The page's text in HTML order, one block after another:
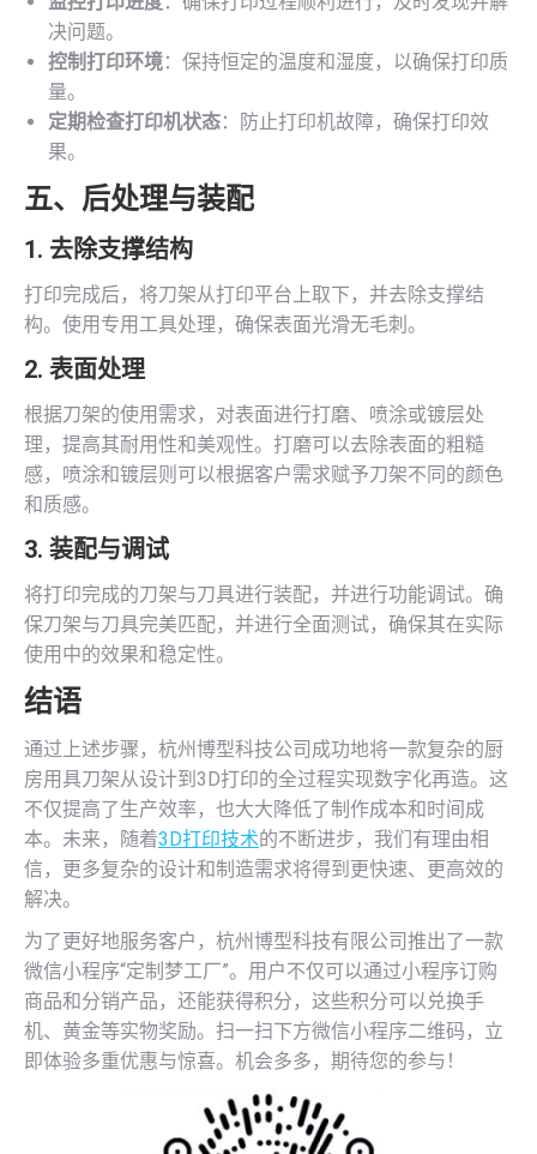
决问题。
控制打印环境：保持恒定的温度和湿度，以确保打印质
量。
定期检查打印机状态：防止打印机故障，确保打印效
果。
五、后处理与装配
1. 去除支撑结构
打印完成后，将刀架从打印平台上取下，并去除支撑结
构。使用专用工具处理，确保表面光滑无毛刺。
2. 表面处理
根据刀架的使用需求，对表面进行打磨、喷涂或镀层处
理，提高其耐用性和美观性。打磨可以去除表面的粗糙
感，喷涂和镀层则可以根据客户需求赋予刀架不同的颜色
和质感。
3. 装配与调试
将打印完成的刀架与刀具进行装配，并进行功能调试。确
保刀架与刀具完美匹配，并进行全面测试，确保其在实际
使用中的效果和稳定性。
结语
通过上述步骤，杭州博型科技公司成功地将一款复杂的厨
房用具刀架从设计到3D打印的全过程实现数字化再造。这
不仅提高了生产效率，也大大降低了制作成本和时间成
本。未来，随着3D打印技术的不断进步，我们有理由相
信，更多复杂的设计和制造需求将得到更快速、更高效的
解决。
为了更好地服务客户，杭州博型科技有限公司推出了一款
微信小程序“定制梦工厂”。用户不仅可以通过小程序订购
商品和分销产品，还能获得积分，这些积分可以兑换手
机、黄金等实物奖励。扫一扫下方微信小程序二维码，立
即体验多重优惠与惊喜。机会多多，期待您的参与！